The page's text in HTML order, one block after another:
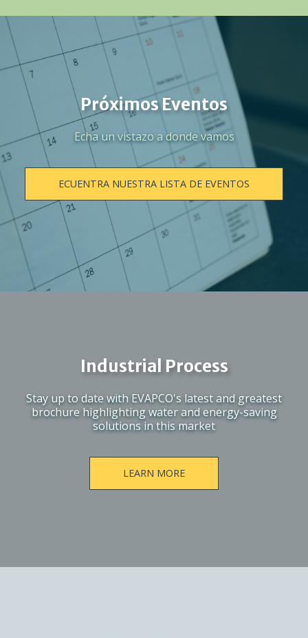
Próximos Eventos
Echa un vistazo a donde vamos
ECUENTRA NUESTRA LISTA DE EVENTOS
Industrial Process
Stay up to date with EVAPCO's latest and greatest
brochure highlighting water and energy-saving
solutions in this market
LEARN MORE